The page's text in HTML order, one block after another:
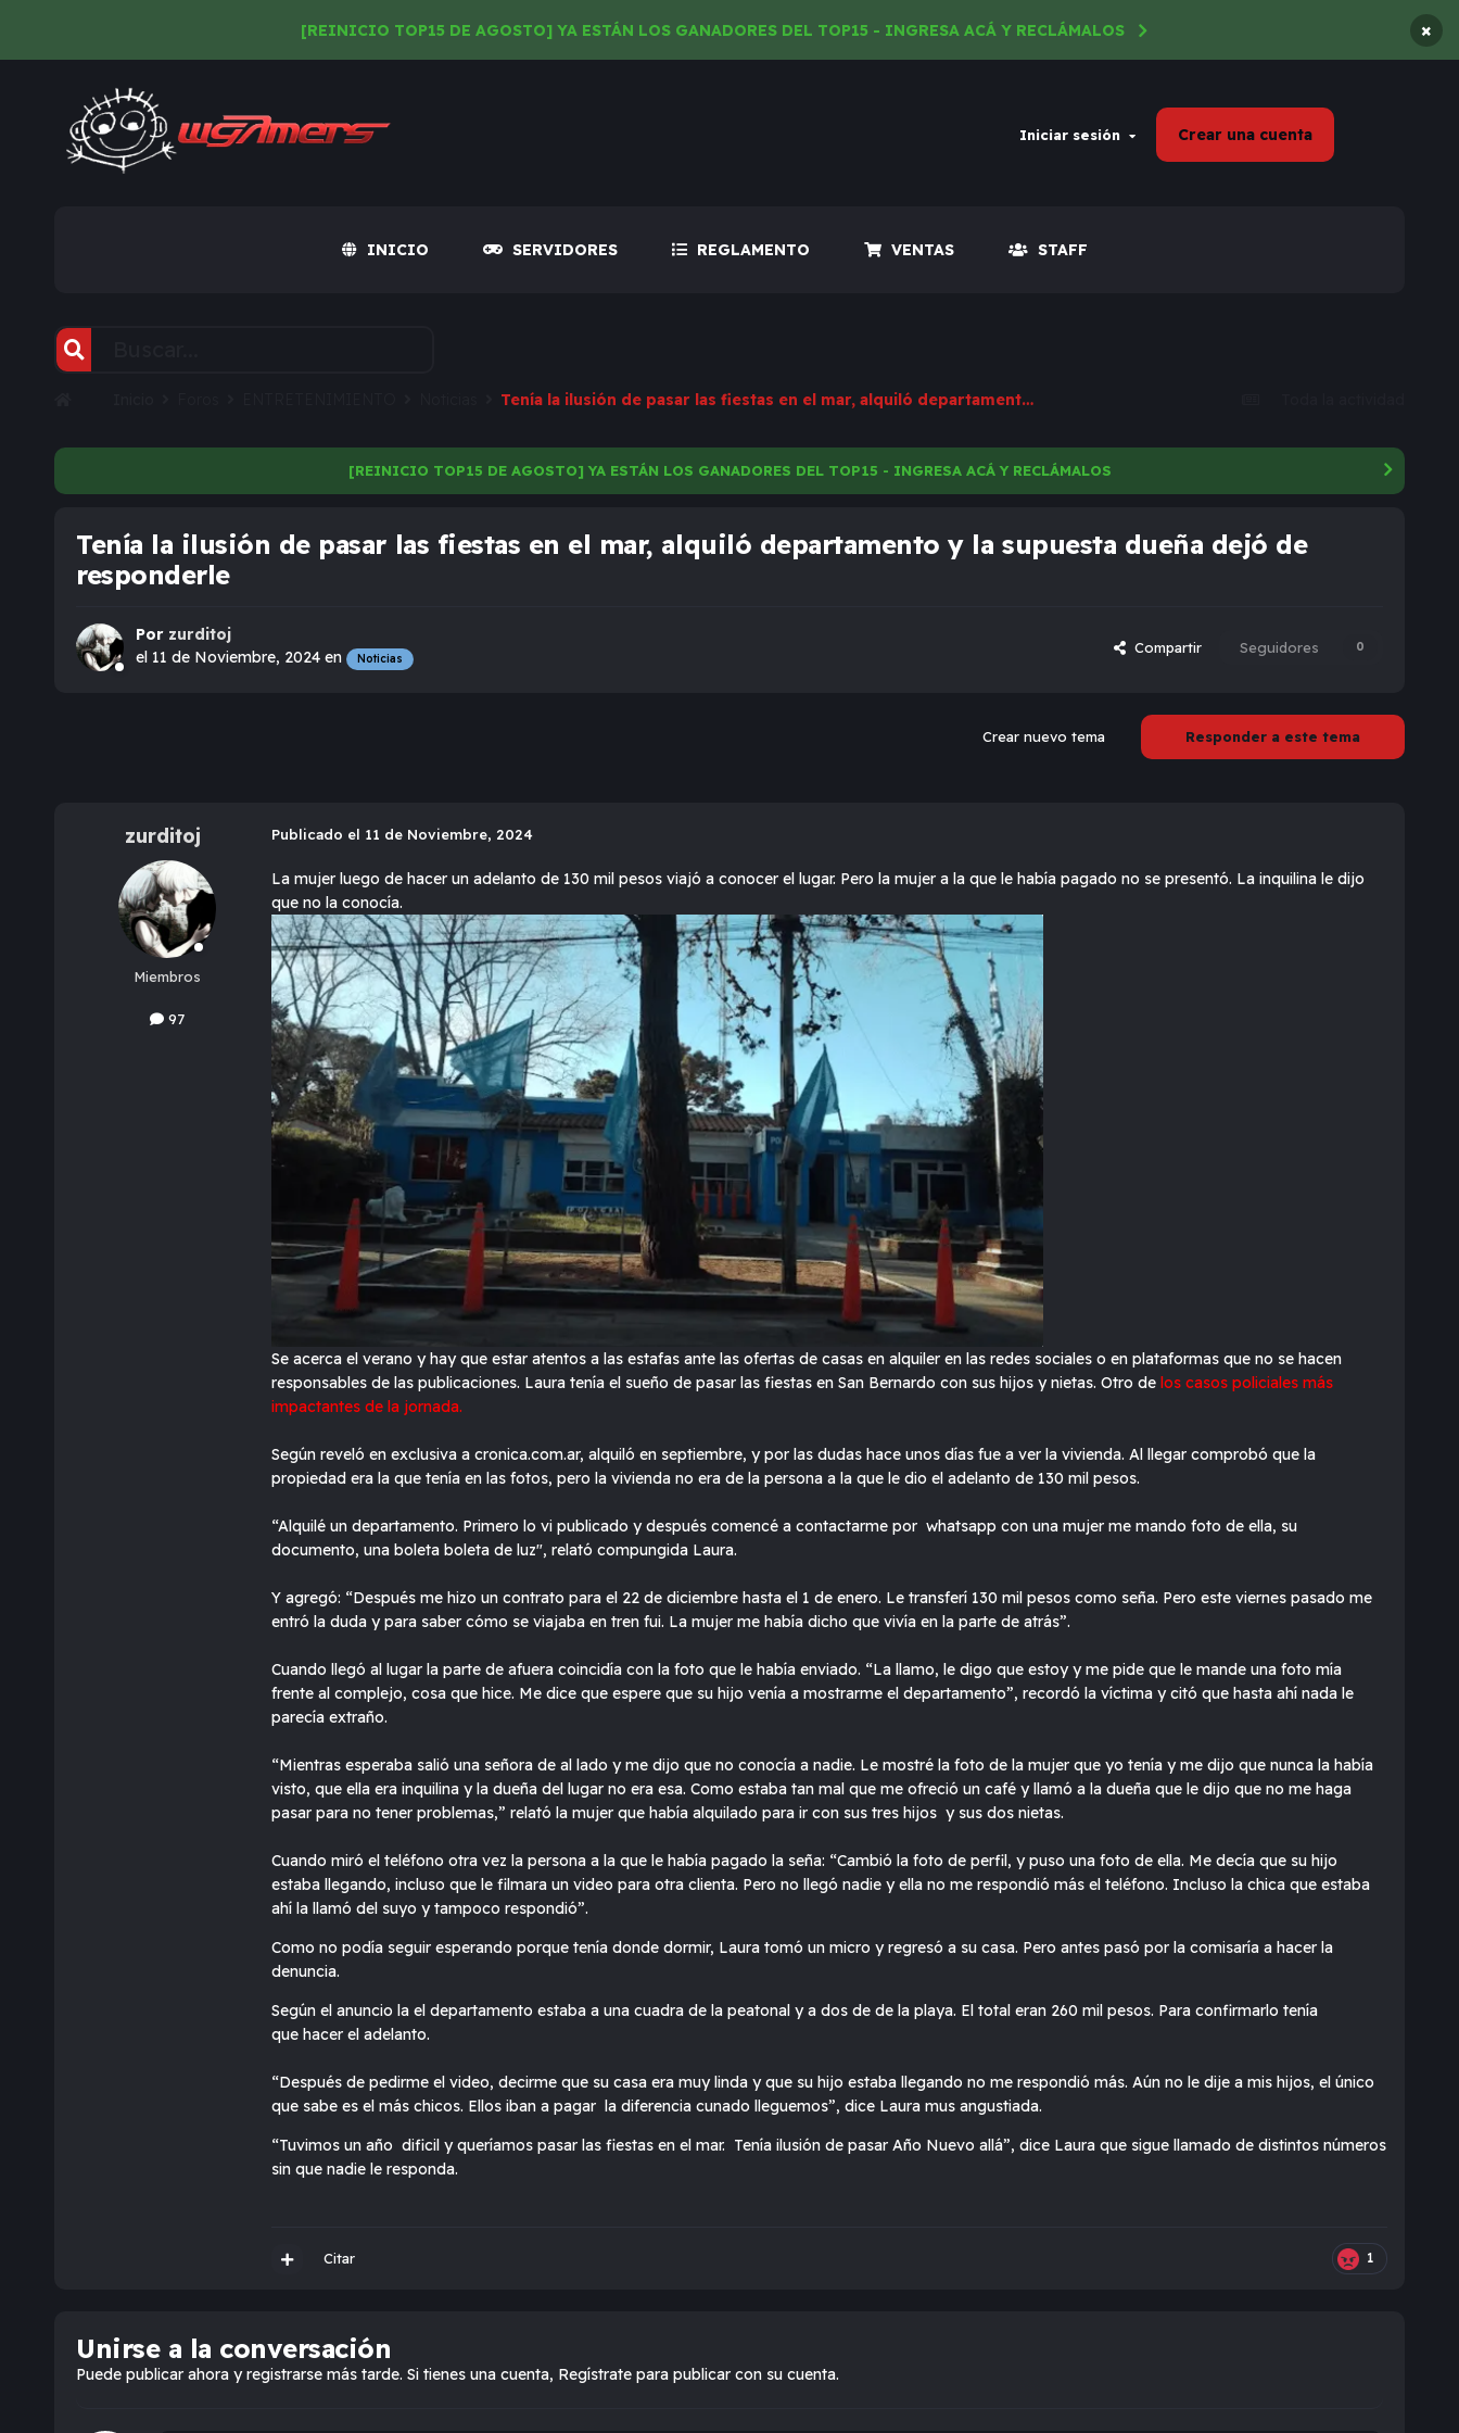
[REINICIO TOP15 DE AGOSTO] YA ESTÁN LOS GANADORES DEL TOP15 - INGRESA ACÁ Y RECLÁMALOS ×
Iniciar sesión Crear una cuenta
INICIO SERVIDORES REGLAMENTO VENTAS STAFF
Tenía la ilusión de pasar las fiestas en el mar, alquiló departamento y la supuesta dueña dejó de responderle
[REINICIO TOP15 DE AGOSTO] YA ESTÁN LOS GANADORES DEL TOP15 - INGRESA ACÁ Y RECLÁMALOS
Tenía la ilusión de pasar las fiestas en el mar, alquiló departamento y la supuesta dueña dejó de
responderle
Por zurditoj
el 11 de Noviembre, 2024 en Noticias
Compartir Seguidores 0
Responder a este tema
Crear nuevo tema
zurditoj
Miembros
97
Publicado el 11 de Noviembre, 2024
La mujer luego de hacer un adelanto de 130 mil pesos viajó a conocer el lugar. Pero la mujer a la que le había pagado no se presentó. La inquilina le dijo
que no la conocía.
Se acerca el verano y hay que estar atentos a las estafas ante las ofertas de casas en alquiler en las redes sociales o en plataformas que no se hacen
responsables de las publicaciones. Laura tenía el sueño de pasar las fiestas en San Bernardo con sus hijos y nietas. Otro de los casos policiales más
impactantes de la jornada.
Según reveló en exclusiva a cronica.com.ar, alquiló en septiembre, y por las dudas hace unos días fue a ver la vivienda. Al llegar comprobó que la
propiedad era la que tenía en las fotos, pero la vivienda no era de la persona a la que le dio el adelanto de 130 mil pesos.
“Alquilé un departamento. Primero lo vi publicado y después comencé a contactarme por whatsapp con una mujer me mando foto de ella, su
documento, una boleta boleta de luz", relató compungida Laura.
Y agregó: “Después me hizo un contrato para el 22 de diciembre hasta el 1 de enero. Le transferí 130 mil pesos como seña. Pero este viernes pasado me
entró la duda y para saber cómo se viajaba en tren fui. La mujer me había dicho que vivía en la parte de atrás”.
Cuando llegó al lugar la parte de afuera coincidía con la foto que le había enviado. “La llamo, le digo que estoy y me pide que le mande una foto mía
frente al complejo, cosa que hice. Me dice que espere que su hijo venía a mostrarme el departamento”, recordó la víctima y citó que hasta ahí nada le
parecía extraño.
“Mientras esperaba salió una señora de al lado y me dijo que no conocía a nadie. Le mostré la foto de la mujer que yo tenía y me dijo que nunca la había
visto, que ella era inquilina y la dueña del lugar no era esa. Como estaba tan mal que me ofreció un café y llamó a la dueña que le dijo que no me haga
pasar para no tener problemas,” relató la mujer que había alquilado para ir con sus tres hijos y sus dos nietas.
Cuando miró el teléfono otra vez la persona a la que le había pagado la seña: “Cambió la foto de perfil, y puso una foto de ella. Me decía que su hijo
estaba llegando, incluso que le filmara un video para otra clienta. Pero no llegó nadie y ella no me respondió más el teléfono. Incluso la chica que estaba
ahí la llamó del suyo y tampoco respondió”.
Como no podía seguir esperando porque tenía donde dormir, Laura tomó un micro y regresó a su casa. Pero antes pasó por la comisaría a hacer la
denuncia.
Según el anuncio la el departamento estaba a una cuadra de la peatonal y a dos de de la playa. El total eran 260 mil pesos. Para confirmarlo tenía
que hacer el adelanto.
“Después de pedirme el video, decirme que su casa era muy linda y que su hijo estaba llegando no me respondió más. Aún no le dije a mis hijos, el único
que sabe es el más chicos. Ellos iban a pagar la diferencia cunado lleguemos”, dice Laura mus angustiada.
“Tuvimos un año dificil y queríamos pasar las fiestas en el mar. Tenía ilusión de pasar Año Nuevo allá”, dice Laura que sigue llamado de distintos números
sin que nadie le responda.
1
Citar
Unirse a la conversación
Puede publicar ahora y registrarse más tarde. Si tienes una cuenta, Regístrate para publicar con su cuenta.